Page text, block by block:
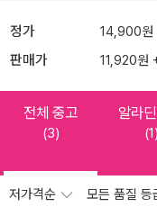
정가 14,900원
판매가 11,920원
전체 중고
(3)
알라
(1)
저가격순 모든 품질 등